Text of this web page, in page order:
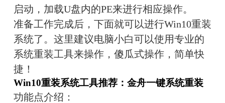
启动，加载U盘内的PE来进行相应操作。
准备工作完成后，下面就可以进行Win10重装
系统了。这里建议电脑小白可以使用专业的
系统重装工具来操作，傻瓜式操作，简单快
捷！
Win10重装系统工具推荐：金舟一键系统重装
功能点介绍：